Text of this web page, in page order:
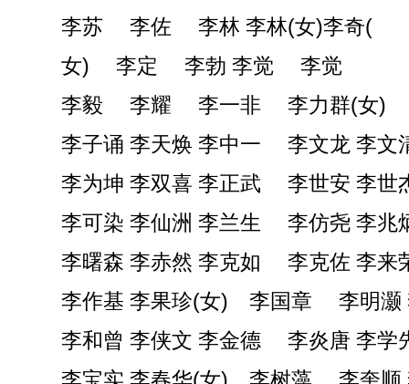
李苏 李佐 李林 李林(女)李奇(
女) 李定 李勃 李觉 李觉
李毅 李耀 李一非 李力群(女)
李子诵 李天焕 李中一 李文龙 李文
李为坤 李双喜 李正武 李世安 李世
李可染 李仙洲 李兰生 李仿尧 李兆
李曙森 李赤然 李克如 李克佐 李来
李作基 李果珍(女) 李国章 李明灏
李和曾 李侠文 李金德 李炎唐 李学